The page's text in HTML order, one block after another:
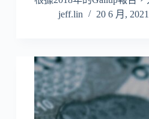
jeff.lin
20 6 月, 2021